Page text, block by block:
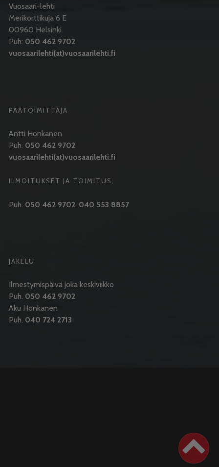
Vuosaari-lehti
Merikorttikuja 6 E
00960 Helsinki
Puh: 050 462 9702
vuosaarilehti(at)vuosaarilehti.fi
PÄÄTOIMITTAJA
Antti Honkanen
Puh. 050 462 9702
vuosaarilehti(at)vuosaarilehti.fi
ILMOITUKSET JA TOIMITUS:
Puh. 050 462 9702, 040 553 8857
JAKELU
Ilmestymispäivä joka keskiviikko
Puh. 050 462 9702
Aku Honkanen
Puh. 040 724 2713